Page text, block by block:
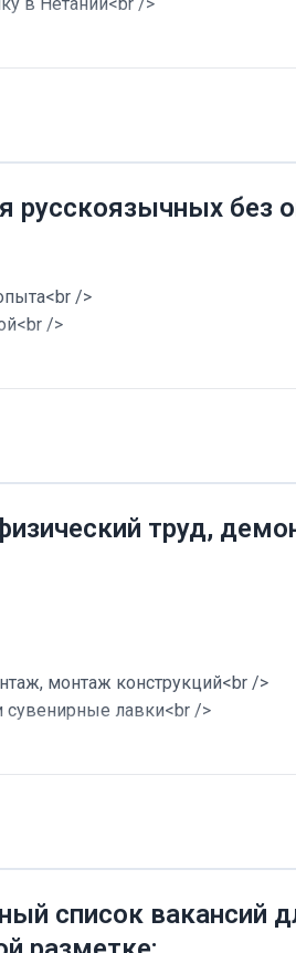
русскоязычных без
/>
/>
труд,
монтаж конструкций<br />
сувенирные лавки<br />
список вакансий